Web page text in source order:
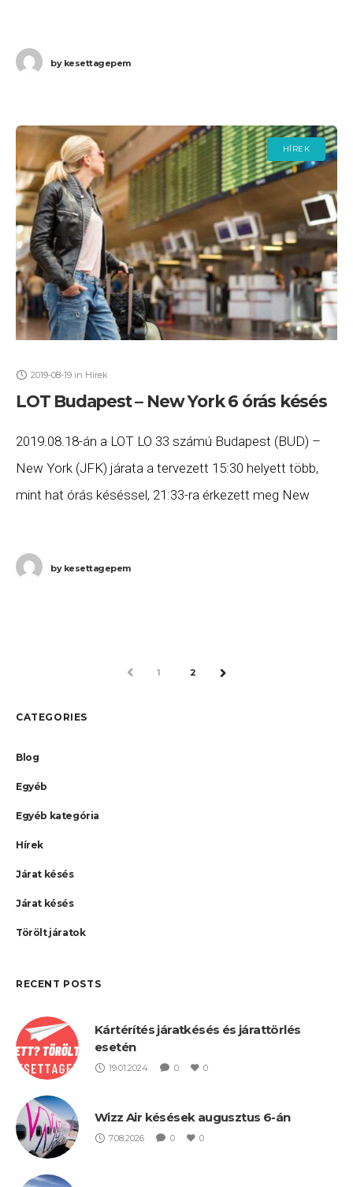
bykesettagepem
HÍREK
2019-08-19 in Hírek
LOT Budapest – New York 6 órás késés
2019.08.18-án a LOT LO 33 számú Budapest (BUD) –
New York (JFK) járata a tervezett 15:30 helyett több,
mint hat órás késéssel, 21:33-ra érkezett meg New
bykesettagepem
PREV1 2 NEXT
CATEGORIES
Blog
Egyéb
Egyéb kategória
Hírek
Járat késés
Járat késés
Törölt járatok
RECENT POSTS
Kártérítés járatkésés és járattörlés
esetén
19.01.2024 0 0
Wizz Air késések augusztus 6-án
7.08.2026 0 0